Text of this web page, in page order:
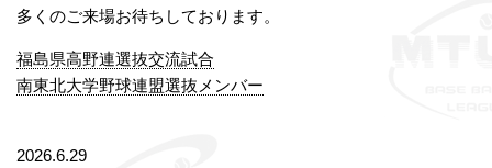
多くのご来場お待ちしております。
福島県高野連選抜交流試合
南東北大学野球連盟選抜メンバー
2026.6.29